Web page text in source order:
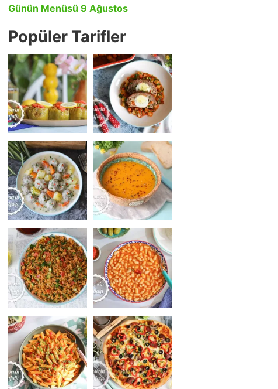
Günün Menüsü 9 Ağustos
Popüler Tarifler